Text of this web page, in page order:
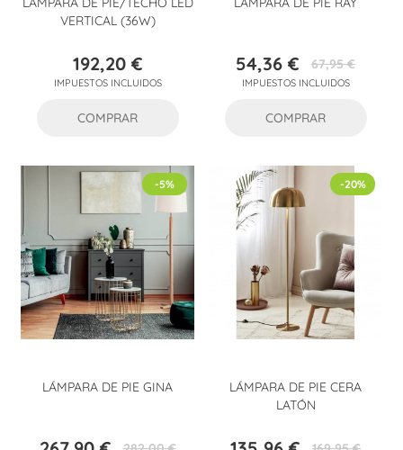
VERTICAL (36W)
Precio
192,20 €
IMPUESTOS INCLUIDOS
COMPRAR
Precio
54,36 €Precio
base
67,95 €
IMPUESTOS INCLUIDOS
COMPRAR
LÁMPARA DE PIE GINA
-5%
LÁMPARA DE PIE CERA
LATÓN
-20%